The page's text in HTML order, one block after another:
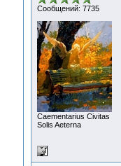
Сообщений: 7735
Сaementarius Civitas
Solis Aeterna